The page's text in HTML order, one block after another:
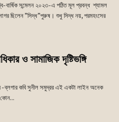
বার্ষিক সন্মেলন ২০২৩-এ পঠিত মূল প্রবন্ধ শ্যামল
ছিলেন ”সিদ্ধ”পুরুষ। শুধু সিদ্ধ নয়, পরমহংসের
ও সামাজিক দৃষ্টিভঙ্গি
-ব্লগার কবি সুনীল সমুদ্রর এই একটা লাইন অনেক